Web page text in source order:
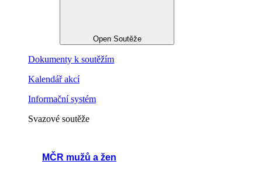
Open Soutěže
Dokumenty k soutěžím
Kalendář akcí
Informační systém
Svazové soutěže
MČR mužů a žen